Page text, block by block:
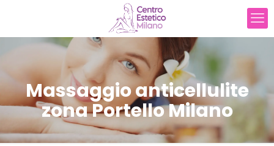
Massaggio anticellulite
zona Portello Milano